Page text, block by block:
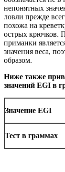
непонятных
ловли прежде
похожа на
острых крючков.
приманки
значения веса,
образом.
Ниже также
значений EGI в
Значение EGI
Тест в граммах